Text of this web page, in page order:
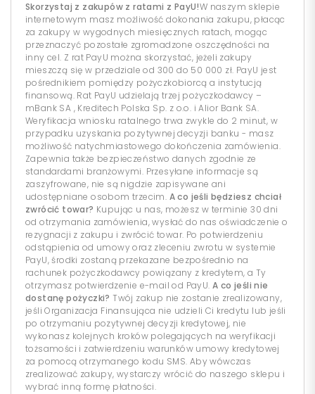
Skorzystaj z zakupów z ratami z PayU!W naszym sklepie
internetowym masz możliwość dokonania zakupu, płacąc
za zakupy w wygodnych miesięcznych ratach, mogąc
przeznaczyć pozostałe zgromadzone oszczędności na
inny cel. Z rat PayU można skorzystać, jeżeli zakupy
mieszczą się w przedziale od 300 do 50 000 zł. PayU jest
pośrednikiem pomiędzy pożyczkobiorcą a instytucją
finansową. Rat PayU udzielają trzej pożyczkodawcy –
mBank SA , Kreditech Polska Sp. z o.o. i Alior Bank SA.
Weryfikacja wniosku ratalnego trwa zwykle do 2 minut, w
przypadku uzyskania pozytywnej decyzji banku - masz
możliwość natychmiastowego dokończenia zamówienia.
Zapewnia także bezpieczeństwo danych zgodnie ze
standardami branżowymi. Przesyłane informacje są
zaszyfrowane, nie są nigdzie zapisywane ani
udostępniane osobom trzecim. A co jeśli będziesz chciał
zwrócić towar? Kupując u nas, możesz w terminie 30 dni
od otrzymania zamówienia, wysłać do nas oświadczenie o
rezygnacji z zakupu i zwrócić towar. Po potwierdzeniu
odstąpienia od umowy oraz zleceniu zwrotu w systemie
PayU, środki zostaną przekazane bezpośrednio na
rachunek pożyczkodawcy powiązany z kredytem, a Ty
otrzymasz potwierdzenie e-mail od PayU. A co jeśli nie
dostanę pożyczki? Twój zakup nie zostanie zrealizowany,
jeśli Organizacja Finansująca nie udzieli Ci kredytu lub jeśli
po otrzymaniu pozytywnej decyzji kredytowej, nie
wykonasz kolejnych kroków polegających na weryfikacji
tożsamości i zatwierdzeniu warunków umowy kredytowej
za pomocą otrzymanego kodu SMS. Aby wówczas
zrealizować zakupy, wystarczy wrócić do naszego sklepu i
wybrać inną formę płatności.